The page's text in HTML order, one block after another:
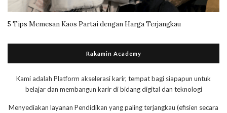
5 Tips Memesan Kaos Partai dengan Harga Terjangkau
Rakamin Academy
Kami adalah Platform akselerasi karir, tempat bagi siapapun untuk
belajar dan membangun karir di bidang digital dan teknologi
Menyediakan layanan Pendidikan yang paling terjangkau (efisien secara